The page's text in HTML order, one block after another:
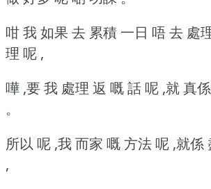
咁 我 如果 去 累積 一日 唔 去 處
理 呢 ,
嘩 ,要 我 處理 返 嘅 話 呢 ,就 真
。
所以 呢 ,我 而家 嘅 方法 呢 ,就係
,